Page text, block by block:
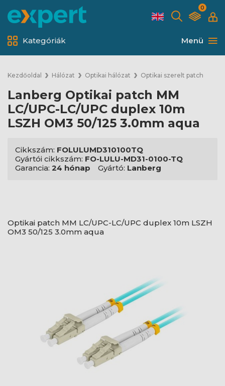
0
Menü
Kategóriák
Kezdőoldal Hálózat Optikai hálózat Optikai szerelt patch
Lanberg Optikai patch MM
LC/UPC-LC/UPC duplex 10m
LSZH OM3 50/125 3.0mm aqua
Cikkszám: FOLULUMD310100TQ
Gyártói cikkszám: FO-LULU-MD31-0100-TQ
Garancia: 24 hónap Gyártó: Lanberg
Optikai patch MM LC/UPC-LC/UPC duplex 10m LSZH
OM3 50/125 3.0mm aqua